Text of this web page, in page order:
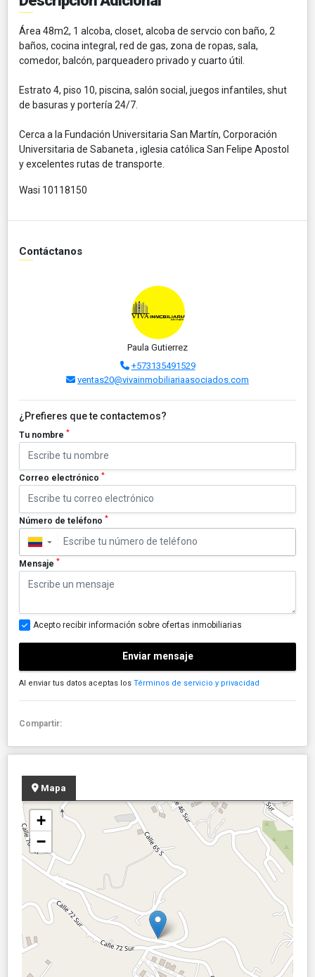
Área 48m2, 1 alcoba, closet, alcoba de servcio con baño, 2
baños, cocina integral, red de gas, zona de ropas, sala,
comedor, balcón, parqueadero privado y cuarto útil.
Estrato 4, piso 10, piscina, salón social, juegos infantiles, shut
de basuras y portería 24/7.
Cerca a la Fundación Universitaria San Martín, Corporación
Universitaria de Sabaneta , iglesia católica San Felipe Apostol
y excelentes rutas de transporte.
Wasi 10118150
Contáctanos
Paula Gutierrez
+573135491529
ventas20@vivainmobiliariaasociados.com
¿Prefieres que te contactemos?
Tu nombre *
Correo electrónico *
Número de teléfono *
▼
Mensaje *
Acepto recibir información sobre ofertas inmobiliarias
Enviar mensaje
Al enviar tus datos aceptas los Términos de servicio y privacidad
Compartir:
Mapa
+
−